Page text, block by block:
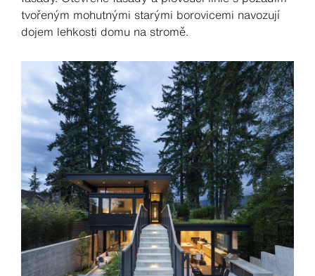
tvořeným mohutnými starými borovicemi navozují
dojem lehkosti domu na stromě.